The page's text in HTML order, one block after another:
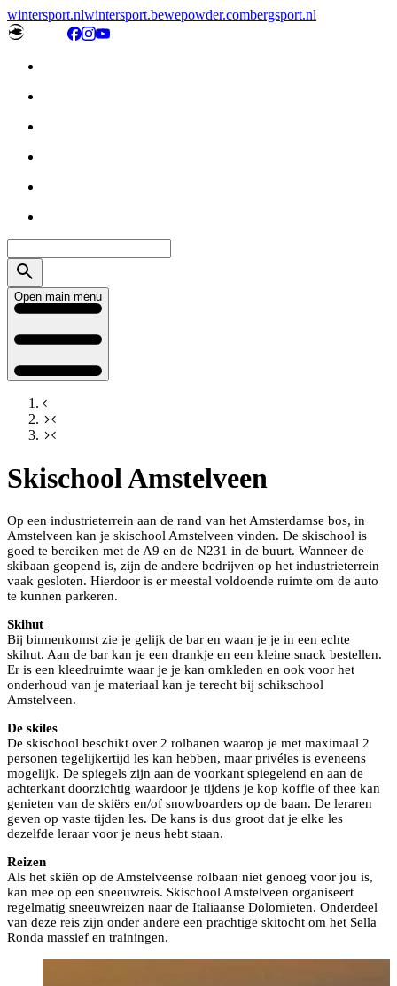
wintersport.nlwintersport.bewepowder.combergsport.nl
Open main menu
Skischool Amstelveen
Op een industrieterrein aan de rand van het Amsterdamse bos, in
Amstelveen kan je skischool Amstelveen vinden. De skischool is
goed te bereiken met de A9 en de N231 in de buurt. Wanneer de
skibaan geopend is, zijn de andere bedrijven op het industrieterrein
vaak gesloten. Hierdoor is er meestal voldoende ruimte om de auto
te kunnen parkeren.
Skihut
Bij binnenkomst zie je gelijk de bar en waan je je in een echte
skihut. Aan de bar kan je een drankje en een kleine snack bestellen.
Er is een kleedruimte waar je je kan omkleden en ook voor het
onderhoud van je materiaal kan je terecht bij schikschool
Amstelveen.
De skiles
De skischool beschikt over 2 rolbanen waarop je met maximaal 2
personen tegelijkertijd les kan hebben, maar privéles is eveneens
mogelijk. De spiegels zijn aan de voorkant spiegelend en aan de
achterkant doorzichtig waardoor je tijdens je kop koffie of thee kan
genieten van de skiërs en/of snowboarders op de baan. De leraren
geven op vaste tijden les. De kans is dus groot dat je elke les
dezelfde leraar voor je neus hebt staan.
Reizen
Als het skiën op de Amstelveense rolbaan niet genoeg voor jou is,
kan mee op een sneeuwreis. Skischool Amstelveen organiseert
regelmatig sneeuwreizen naar de Italiaanse Dolomieten. Onderdeel
van deze reis zijn onder andere een prachtige skitocht om het Sella
Ronda massief en trainingen.